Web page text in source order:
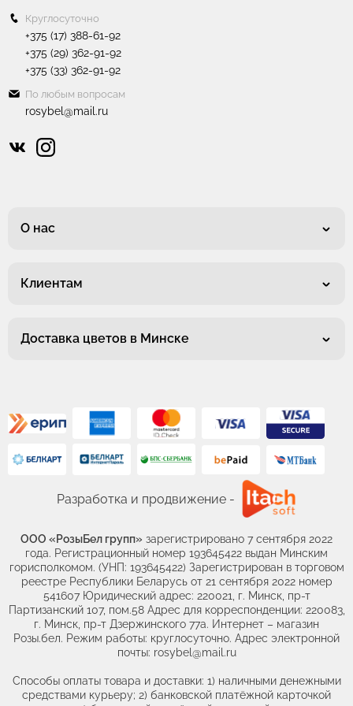
Круглосуточно
+375 (17) 388-61-92
+375 (29) 362-91-92
+375 (33) 362-91-92
По любым вопросам
rosybel@mail.ru
О нас
Клиентам
Доставка цветов в Минске
Разработка и продвижение -
ООО «РозыБел групп» зарегистрировано 7 сентября 2022
года. Регистрационный номер 193645422 выдан Минским
горисполкомом. (УНП: 193645422) Зарегистрирован в торговом
реестре Республики Беларусь от 21 сентября 2022 номер
541607 Юридический адрес: 220021, г. Минск, пр-т
Партизанский 107, пом.58 Адрес для корреспонденции: 220083,
г. Минск, пр-т Дзержинского 77а. Интернет – магазин
Розы.бел. Режим работы: круглосуточно. Адрес электронной
почты: rosybel@mail.ru
Способы оплаты товара и доставки: 1) наличными денежными
средствами курьеру; 2) банковской платёжной карточкой